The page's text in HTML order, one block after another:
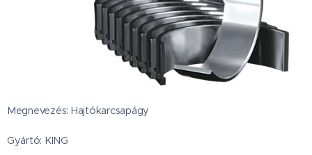
Megnevezés: Hajtókarcsapágy
Gyártó: KING